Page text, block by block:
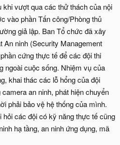
khi vượt qua các thử thách của nội
vào phần Tấn công/Phòng thủ
giả lập. Ban Tổ chức đã xây
An ninh (Security Management
cứng thực tế để các đội thi
ngoài cuộc sống. Nhiệm vụ của
khai thác các lỗ hổng của đội
an ninh, phát hiện chuyển
phải bảo vệ hệ thống của mình.
hỏi các đội có kỹ năng thực tế cũng
hạ tầng, an ninh ứng dụng, mã